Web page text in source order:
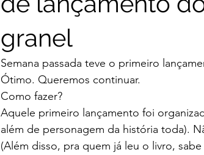
granel
Semana passada teve o primeiro
Ótimo. Queremos continuar.
Como fazer?
Aquele primeiro lançamento foi
além de personagem da história toda).
(Além disso, pra quem já leu o livro, sabe